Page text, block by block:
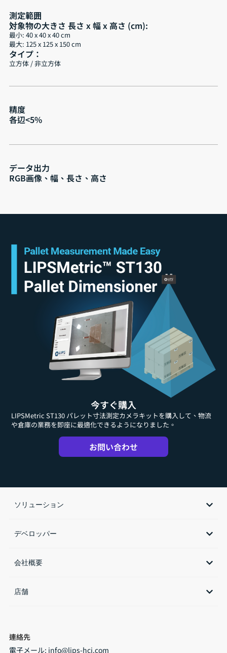
測定範囲
対象物の大きさ 長さ x 幅 x 高さ (cm):
最小: 40 x 40 x 40 cm
最大: 125 x 125 x 150 cm
タイプ：
立方体 / 非立方体
精度
各辺<5%
データ出力
RGB画像、幅、長さ、高さ
今すぐ購入
LIPSMetric ST130 パレット寸法測定カメラキットを購入して、物流
や倉庫の業務を即座に最適化できるようになりました。
お問い合わせ
ソリューション
デベロッパー
会社概要
店舗​
連絡先
電子メール: info@lips-hci.com